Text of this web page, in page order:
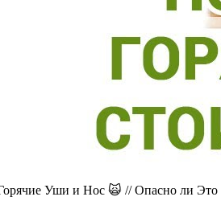
Уши и Нос 🙀 // Опасно ли